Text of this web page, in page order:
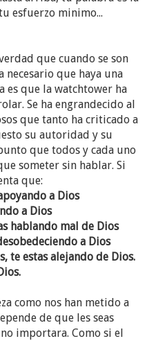
esfuerzo minimo...
que cuando se son
necesario que haya una
es que la watchtower ha
Se ha engrandecido al
que tanto ha criticado a
su autoridad y su
que todos y cada uno
someter sin hablar. Si
que:
a Dios
a Dios
hablando mal de Dios
a Dios
te estas alejando de Dios.
como nos han metido a
de que les seas
importara. Como si el